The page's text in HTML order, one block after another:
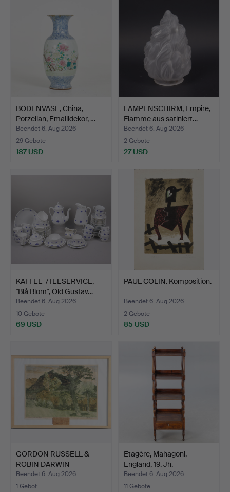
BODENVASE, China,
Porzellan, Emailldekor, …
Beendet 6. Aug 2026
29 Gebote
187 USD
LAMPENSCHIRM, Empire,
Flamme aus satiniert…
Beendet 6. Aug 2026
2 Gebote
27 USD
KAFFEE-/TEESERVICE,
"Blå Blom", Old Gustav…
Beendet 6. Aug 2026
10 Gebote
69 USD
PAUL COLIN. Komposition.
Beendet 6. Aug 2026
2 Gebote
85 USD
GORDON RUSSELL &
ROBIN DARWIN
INTEREST: AN…
Beendet 6. Aug 2026
1 Gebot
Etagère, Mahagoni,
England, 19. Jh.
Beendet 6. Aug 2026
11 Gebote